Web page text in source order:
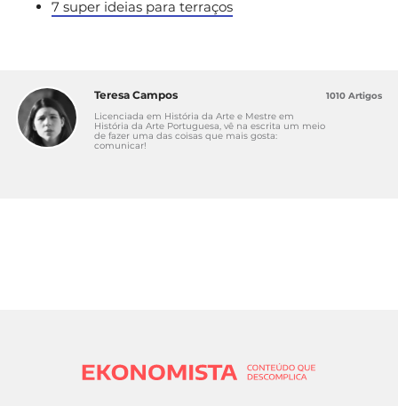
7 super ideias para terraços
Teresa Campos
Licenciada em História da Arte e Mestre em
História da Arte Portuguesa, vê na escrita um meio
de fazer uma das coisas que mais gosta:
comunicar!
1010 Artigos